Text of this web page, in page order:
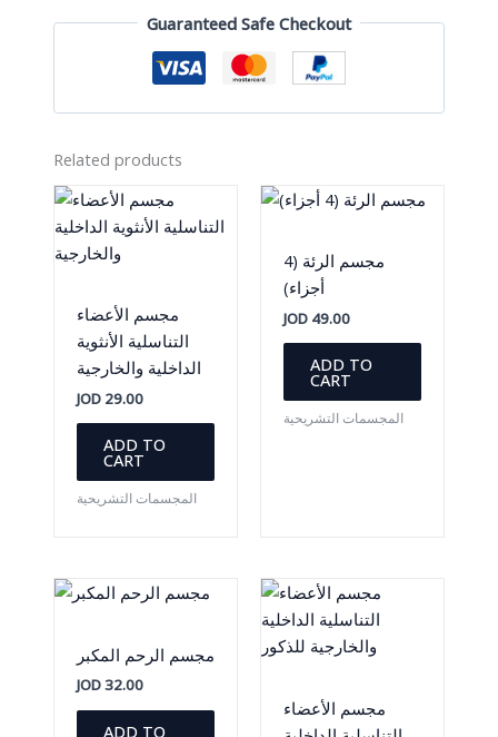
Guaranteed Safe Checkout
Related products
مجسم الأعضاء
التناسلية الأنثوية
الداخلية والخارجية
JOD29.00
ADD TO
CART
المجسمات التشريحية
مجسم الرئة (4
أجزاء)
JOD 49.00
ADD TO
CART
المجسمات التشريحية
مجسم الرحم المكبر
JOD32.00
ADD TO
مجسم الأعضاء